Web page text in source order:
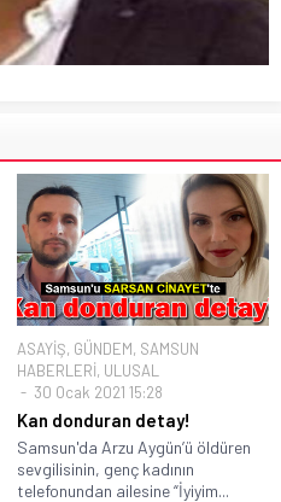
ASAYİŞ, GÜNDEM, SAMSUN
HABERLERİ, ULUSAL
30 Ocak 2021 15:28
Kan donduran detay!
Samsun'da Arzu Aygün’ü öldüren
sevgilisinin, genç kadının
telefonundan ailesine “İyiyim...